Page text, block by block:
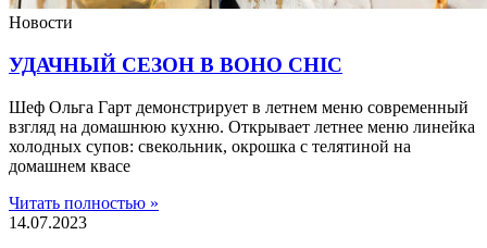
Новости
УДАЧНЫЙ СЕЗОН В BOHO CHIC
Шеф Ольга Гарт демонстрирует в летнем меню современный
взгляд на домашнюю кухню. Открывает летнее меню линейка
холодных супов: свекольник, окрошка с телятиной на
домашнем квасе
Читать полностью »
14.07.2023